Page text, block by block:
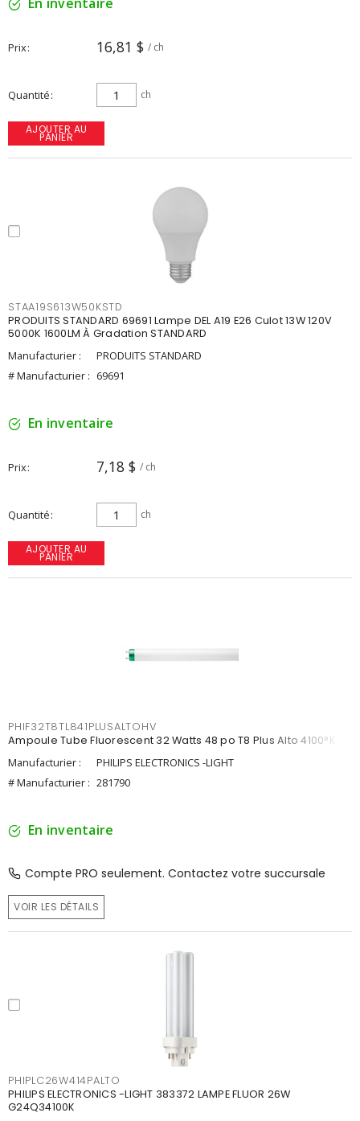
Prix 16,81 $ / ch
Quantité ch
AJOUTER AU
PANIER
STAA19S613W50KSTD
PRODUITS STANDARD 69691 Lampe DEL A19 E26 Culot 13W 120V
5000K 1600LM À Gradation STANDARD
Manufacturier :
PRODUITS STANDARD
# Manufacturier : 69691
En inventaire
Prix 7,18 $ / ch
Quantité ch
AJOUTER AU
PANIER
PHIF32T8TL841PLUSALTOHV
Ampoule Tube Fluorescent 32 Watts 48 po T8 Plus Alto 4100°K
Manufacturier :
PHILIPS ELECTRONICS -LIGHT
# Manufacturier : 281790
En inventaire
Compte PRO seulement. Contactez votre succursale
VOIR LES DÉTAILS
PHIPLC26W414PALTO
PHILIPS ELECTRONICS -LIGHT 383372 LAMPE FLUOR 26W
G24Q34100K